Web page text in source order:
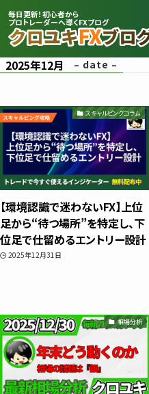
毎日更新！初心者から
プロトレーダーへ導くFXブログ
プロトレーダー
クロユキ
2020年にFXを
毎日LIVEで初心
と手法を解説。
ube＆書籍です
らない"を"わか
ます📺
2025年12月 – date –
スキャルピングコラム
【環境認識で迷わないFX】上位
足から“待つ場所”を特定し、下
位足で仕留めるエントリー設計
2025年12月31日
相場分析